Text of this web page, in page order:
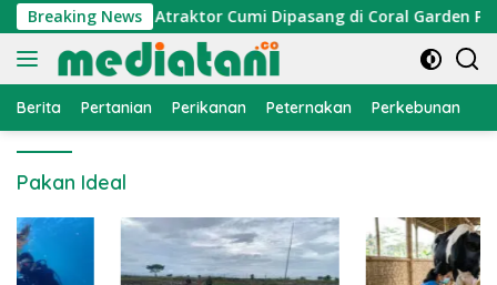
Langsung
ke
konten
Breaking News
Nelayan, Atraktor Cumi Dipasang di Coral Garden Pulau
Berita Pertanian Perikanan Peternakan Perkebunan
Pakan Ideal